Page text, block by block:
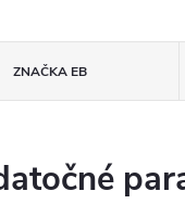
ZNAČKA EB